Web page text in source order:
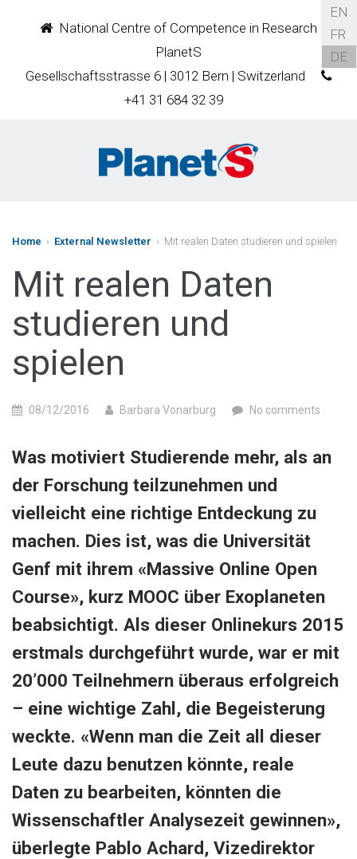
National Centre of Competence in Research
PlanetS
Gesellschaftsstrasse 6 | 3012 Bern | Switzerland
+41 31 684 32 39
EN
FR
DE
Home › External Newsletter › Mit realen Daten studieren und spielen
Mit realen Daten
studieren und
spielen
08/12/2016 Barbara Vonarburg No comments
Was motiviert Studierende mehr, als an
der Forschung teilzunehmen und
vielleicht eine richtige Entdeckung zu
machen. Dies ist, was die Universität
Genf mit ihrem «Massive Online Open
Course», kurz MOOC über Exoplaneten
beabsichtigt. Als dieser Onlinekurs 2015
erstmals durchgeführt wurde, war er mit
20’000 Teilnehmern überaus erfolgreich
– eine wichtige Zahl, die Begeisterung
weckte. «Wenn man die Zeit all dieser
Leute dazu benutzen könnte, reale
Daten zu bearbeiten, könnten die
Wissenschaftler Analysezeit gewinnen»,
überlegte Pablo Achard, Vizedirektor